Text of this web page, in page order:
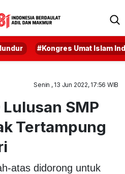
#Kongres Umat Islam
Senin , 13 Jun 2022, 17:56 WIB
SMP
Tertampung
atas didorong untuk